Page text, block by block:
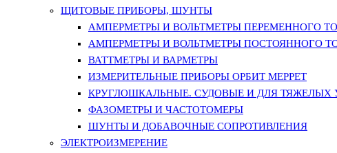
ЩИТОВЫЕ ПРИБОРЫ, ШУНТЫ
АМПЕРМЕТРЫ И ВОЛЬТМЕТРЫ ПЕРЕМЕННОГО
АМПЕРМЕТРЫ И ВОЛЬТМЕТРЫ ПОСТОЯННОГО
ВАТТМЕТРЫ И ВАРМЕТРЫ
ИЗМЕРИТЕЛЬНЫЕ ПРИБОРЫ ОРБИТ МЕРРЕТ
КРУГЛОШКАЛЬНЫЕ. СУДОВЫЕ И ДЛЯ ТЯЖЕЛЫХ
ФАЗОМЕТРЫ И ЧАСТОТОМЕРЫ
ШУНТЫ И ДОБАВОЧНЫЕ СОПРОТИВЛЕНИЯ
ЭЛЕКТРОИЗМЕРЕНИЕ